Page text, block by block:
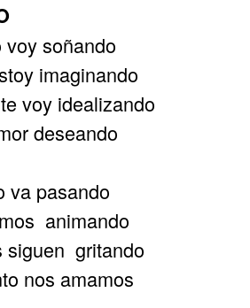
soñando
imaginando
voy idealizando
deseando
va pasando
animando
siguen gritando
nos amamos